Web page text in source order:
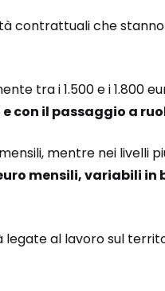
contrattuali che
tra i 1.500 e i 1.800
con il passaggio a
mentre nei livelli
mensili, variabili in
legate al lavoro sul